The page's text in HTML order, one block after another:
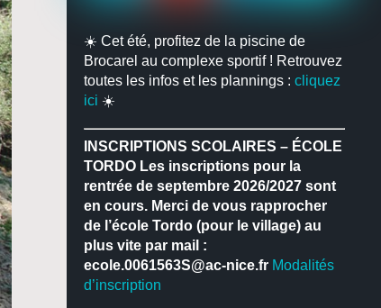
☀️ Cet été, profitez de la piscine de
Brocarel au complexe sportif ! Retrouvez
toutes les infos et les plannings : cliquez
ici ☀️
INSCRIPTIONS SCOLAIRES – ÉCOLE
TORDOLes inscriptions pour la
rentrée de septembre 2026/2027 sont
en cours. Merci de vous rapprocher
de l’école Tordo (pour le village) au
plus vite par mail :
ecole.0061563S@ac-nice.fr Modalités
d’inscription